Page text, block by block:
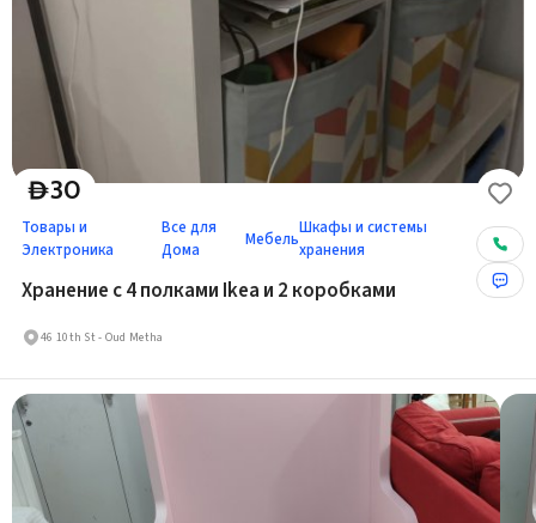
D30
Товары и
Электроника
Все для
Дома
Мебель
Шкафы и системы
хранения
Хранение с 4 полками Ikea и 2 коробками
46 10th St - Oud Metha